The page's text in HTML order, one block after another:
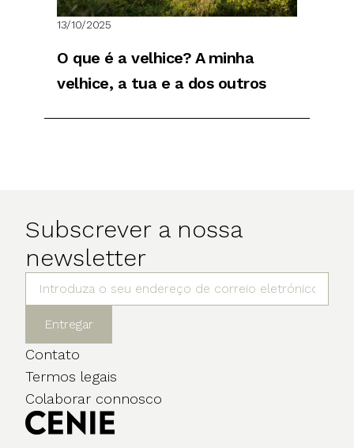
13/10/2025
O que é a velhice? A minha
velhice, a tua e a dos outros
Subscrever a nossa
newsletter
Entregar
Contato
Termos legais
Colaborar connosco